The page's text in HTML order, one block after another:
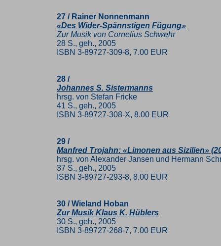
27 / Rainer Nonnenmann
«Des Wider-Spännstigen Fügung»
Zur Musik von Cornelius Schwehr
28 S., geh., 2005
ISBN 3-89727-309-8, 7.00 EUR
28 /
Johannes S. Sistermanns
hrsg. von Stefan Fricke
41 S., geh., 2005
ISBN 3-89727-308-X, 8.00 EUR
29 /
Manfred Trojahn: «Limonen aus Sizilien»
hrsg. von Alexander Jansen und Hermann
37 S., geh., 2005
ISBN 3-89727-293-8, 8.00 EUR
30 / Wieland Hoban
Zur Musik Klaus K. Hüblers
30 S., geh., 2005
ISBN 3-89727-268-7, 7.00 EUR